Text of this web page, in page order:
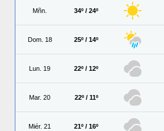
Mñn. 34º / 24º
Dom. 18 25º / 14º
Lun. 19 22º / 12º
Mar. 20 22º / 11º
Miér. 21 21º / 16º